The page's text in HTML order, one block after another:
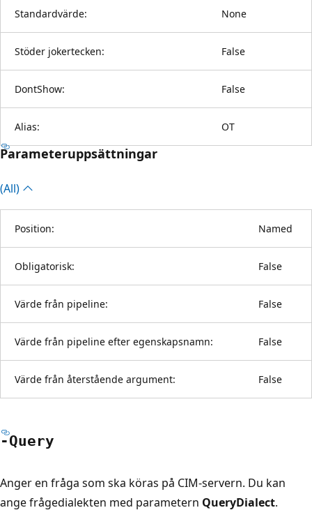
Standardvärde: None
Stöder jokertecken: False
DontShow: False
Alias: OT
Parameteruppsättningar
(All)
Position: Named
Obligatorisk: False
Värde från pipeline: False
Värde från pipeline efter egenskapsnamn: False
Värde från återstående argument: False
-Query
Anger en fråga som ska köras på CIM-servern. Du kan
ange frågedialekten med parametern QueryDialect.